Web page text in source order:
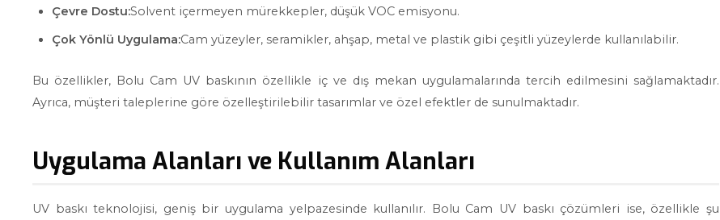
Çevre Dostu:Solvent içermeyen mürekkepler, düşük VOC emisyonu.
Çok Yönlü Uygulama:Cam yüzeyler, seramikler, ahşap, metal ve plastik gibi çeşitli yüzeylerde kullanılabilir.
Bu özellikler, Bolu Cam UV baskının özellikle iç ve dış mekan uygulamalarında tercih edilmesini sağlamaktadır.
Ayrıca, müşteri taleplerine göre özelleştirilebilir tasarımlar ve özel efektler de sunulmaktadır.
Uygulama Alanları ve Kullanım Alanları
UV baskı teknolojisi, geniş bir uygulama yelpazesinde kullanılır. Bolu Cam UV baskı çözümleri ise, özellikle şu